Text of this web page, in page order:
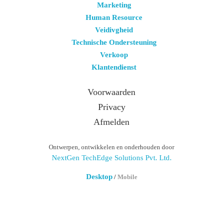
Marketing
Human Resource
Veidivgheid
Technische Ondersteuning
Verkoop
Klantendienst
Voorwaarden
Privacy
Afmelden
Ontwerpen, ontwikkelen en onderhouden door
NextGen TechEdge Solutions Pvt. Ltd.
Desktop/ Mobile